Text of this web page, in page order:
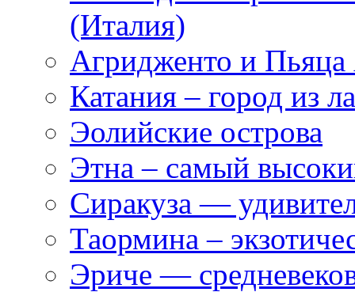
(Италия)
Агридженто и
Катания – город из
Эолийские острова
Этна – самый
Сиракуза —
Таормина –
Эриче —